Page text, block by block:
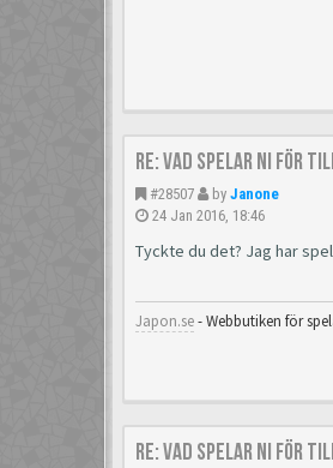
Re: Vad spelar ni för
#28507 by Janone
24 Jan 2016, 18:46
Tyckte du det? Jag har
Japon.se- Webbutiken för
Re: Vad spelar ni för